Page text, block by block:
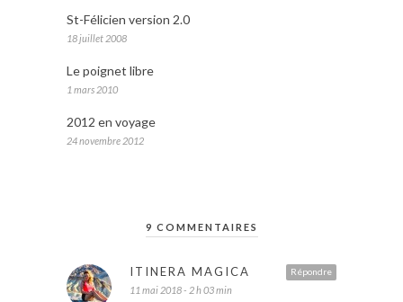
St-Félicien version 2.0
18 juillet 2008
Le poignet libre
1 mars 2010
2012 en voyage
24 novembre 2012
9 COMMENTAIRES
Répondre
ITINERA MAGICA
11 mai 2018 - 2 h 03 min